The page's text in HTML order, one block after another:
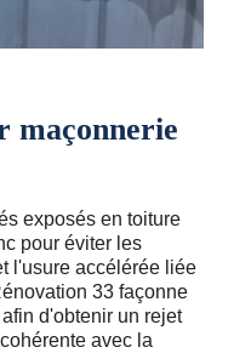
maçonnerie
exposés en toiture
pour éviter les
l'usure accélérée liée
33 façonne
d'obtenir un rejet
avec la